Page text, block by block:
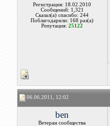
Регистрация: 18.02.2010
Сообщений: 1,321
Сказал(а) спасибо: 244
Поблагодарили: 168 раз(а)
Репутация:25122
06.06.2011, 12:02
ben
Ветеран сообщества